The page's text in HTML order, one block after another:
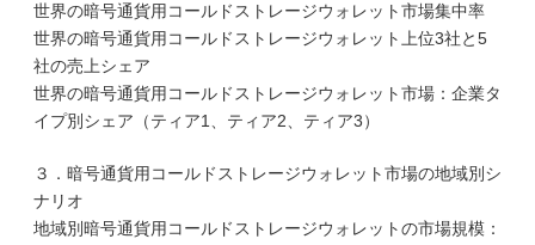
世界の暗号通貨用コールドストレージウォレット市場集中率
世界の暗号通貨用コールドストレージウォレット上位3社と5
社の売上シェア
世界の暗号通貨用コールドストレージウォレット市場：企業タ
イプ別シェア（ティア1、ティア2、ティア3）
３．暗号通貨用コールドストレージウォレット市場の地域別シ
ナリオ
地域別暗号通貨用コールドストレージウォレットの市場規模：